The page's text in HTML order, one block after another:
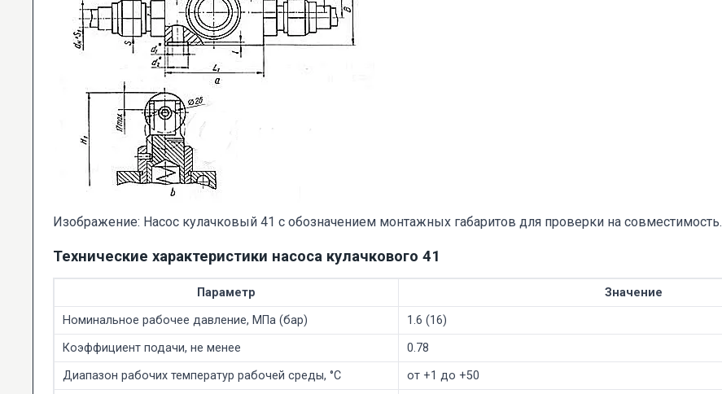
Изображение: Насос кулачковый 41 с обозначением монтажных габаритов для проверки на совместимость.
Технические характеристики насоса кулачкового 41
Параметр
Значение
Номинальное рабочее давление, МПа (бар)
1.6 (16)
Коэффициент подачи, не менее
0.78
Диапазон рабочих температур рабочей среды, °C
от +1 до +50